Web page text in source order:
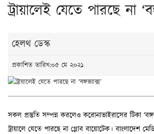
ট্রায়ালেই যেতে পারছে না
হেলথ ডেস্ক
প্রকাশিত তারিখ:০৫ মে ২০২১